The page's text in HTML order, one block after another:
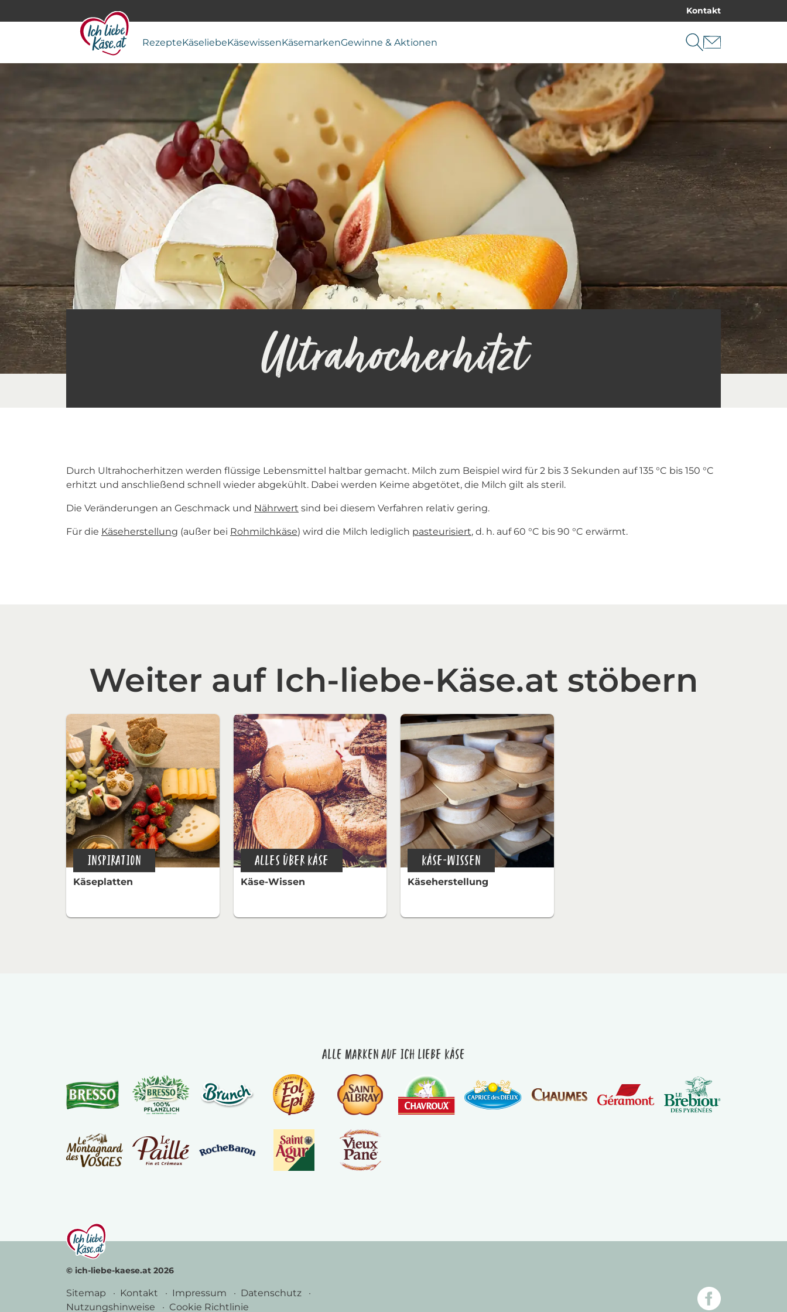
Kontakt
RezepteKäseliebeKäsewissenKäsemarkenGewinne & Aktionen
Ultrahocherhitzt
Durch Ultrahocherhitzen werden flüssige Lebensmittel haltbar gemacht. Milch zum Beispiel wird für 2 bis 3 Sekunden auf 135 °C bis 150 °C
erhitzt und anschließend schnell wieder abgekühlt. Dabei werden Keime abgetötet, die Milch gilt als steril.
Die Veränderungen an Geschmack und Nährwert sind bei diesem Verfahren relativ gering.
Für die Käseherstellung (außer bei Rohmilchkäse) wird die Milch lediglich pasteurisiert, d. h. auf 60 °C bis 90 °C erwärmt.
Weiter auf Ich-liebe-Käse.at stöbern
INSPIRATION
Käseplatten
ALLES ÜBER KÄSE
Käse-Wissen
KÄSE-WISSEN
Käseherstellung
Alle Marken auf Ich liebe Käse
© ich-liebe-kaese.at 2026
Sitemap Kontakt Impressum
Datenschutz
Nutzungshinweise
Cookie Richtlinie